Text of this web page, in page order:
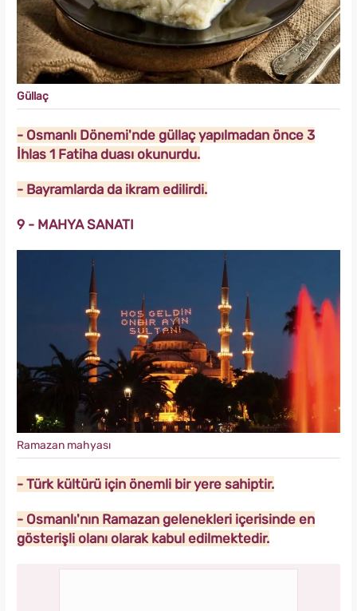
Güllaç
- Osmanlı Dönemi'nde güllaç yapılmadan önce 3
İhlas 1 Fatiha duası okunurdu.
- Bayramlarda da ikram edilirdi.
9 - MAHYA SANATI
Ramazan mahyası
- Türk kültürü için önemli bir yere sahiptir.
- Osmanlı'nın Ramazan gelenekleri içerisinde en
gösterişli olanı olarak kabul edilmektedir.